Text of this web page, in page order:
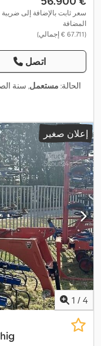
سعر ثابت بالإضافة إلى ضريبة
المضافة
(‏67.711 € إجمالي)
اتصل
الحالة: مستعمل, سنة
إعلان صغير
1 / 4